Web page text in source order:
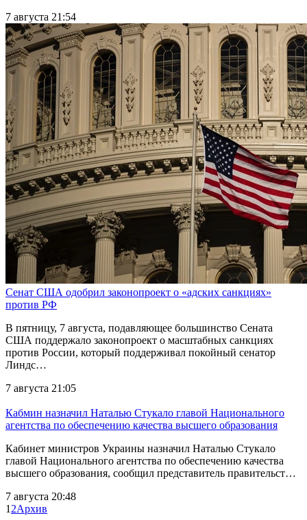
7 августа 21:54
Сенат США одобрил законопроект о «адских санкциях»
против РФ
В пятницу, 7 августа, подавляющее большинство Сената
США поддержало законопроект о масштабных санкциях
против России, который поддерживал покойный сенатор
Линдс…
7 августа 21:05
Кабмин назначил Наталью Стукало главой Национального
агентства по обеспечению качества высшего образования
Кабинет министров Украины назначил Наталью Стукало
главой Национального агентства по обеспечению качества
высшего образования, сообщил представитель правительст…
7 августа 20:48
1 2Архив